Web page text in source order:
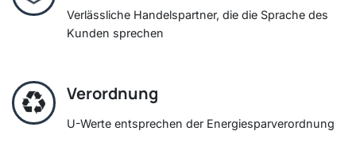
Verlässliche Handelspartner, die die Sprache des
Kunden sprechen
Verordnung
U-Werte entsprechen der Energiesparverordnung